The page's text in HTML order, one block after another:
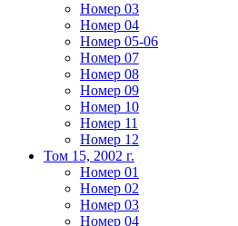
Номер 03
Номер 04
Номер 05-06
Номер 07
Номер 08
Номер 09
Номер 10
Номер 11
Номер 12
Том 15, 2002 г.
Номер 01
Номер 02
Номер 03
Номер 04